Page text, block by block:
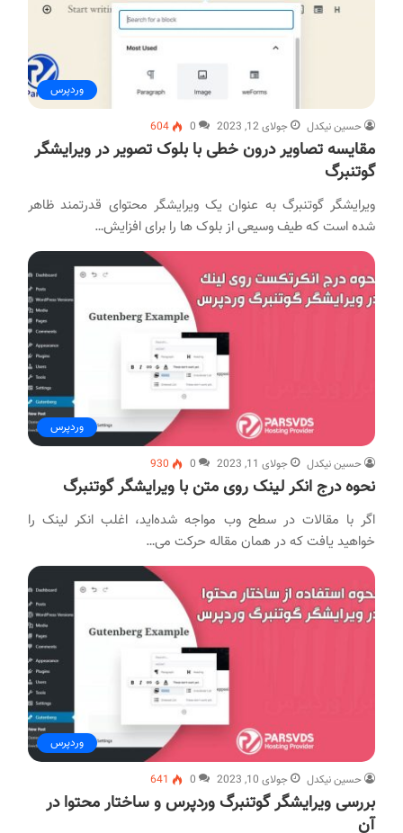
وردپرس
حسین نیکدل جولای 12, 2023 0
604
مقایسه تصاویر درون خطی با بلوک تصویر در ویرایشگر
گوتنبرگ
ویرایشگر گوتنبرگ به عنوان یک ویرایشگر محتوای قدرتمند ظاهر
شده است که طیف وسیعی از بلوک ها را برای افزایش…
وردپرس
حسین نیکدل جولای 11, 2023 0
930
نحوه درج انکر لینک روی متن با ویرایشگر گوتنبرگ
اگر با مقالات در سطح وب مواجه شده‌اید، اغلب انکر لینک را
خواهید یافت که در همان مقاله حرکت می…
وردپرس
حسین نیکدل جولای 10, 2023 0
641
بررسی ویرایشگر گوتنبرگ وردپرس و ساختار محتوا در
آن